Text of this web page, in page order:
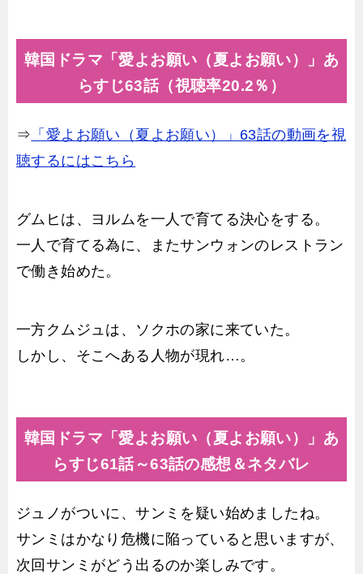
韓国ドラマ「愛よお願い（夏よお願い）」あ
らすじ63話（視聴率20.2％）
⇒ 「愛よお願い（夏よお願い）」63話の動画を視
聴するにはこちら
グムヒは、ヨルムを一人で育てる決心をする。
一人で育てる為に、またサンウォンのレストラン
で働き始めた。
一方クムジュは、ソクホの家に来ていた。
しかし、そこへある人物が現れ…。
韓国ドラマ「愛よお願い（夏よお願い）」あ
らすじ61話～63話の感想＆ネタバレ
ジュノがついに、サンミを疑い始めましたね。
サンミはかなり危機に陥っていると思いますが、
次回サンミがどう出るのか楽しみです。